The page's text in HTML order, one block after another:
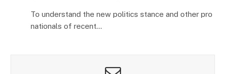
To understand the new politics stance and other pro
nationals of recent…